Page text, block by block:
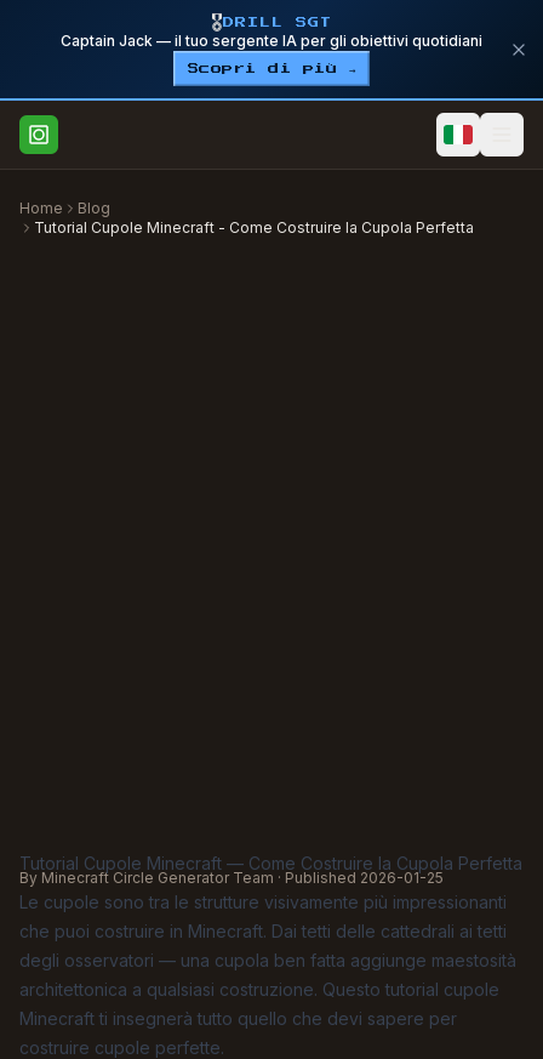
🎖️ DRILL SGT
Captain Jack — il tuo sergente IA per gli obiettivi quotidiani
Scopri di più →
Home
Blog
Tutorial Cupole Minecraft - Come Costruire la Cupola Perfetta
Tutorial Cupole Minecraft — Come Costruire la Cupola Perfetta
By Minecraft Circle Generator Team · Published 2026-01-25
Le cupole sono tra le strutture visivamente più impressionanti
che puoi costruire in Minecraft. Dai tetti delle cattedrali ai tetti
degli osservatori — una cupola ben fatta aggiunge maestosità
architettonica a qualsiasi costruzione. Questo tutorial cupole
Minecraft ti insegnerà tutto quello che devi sapere per
costruire cupole perfette.